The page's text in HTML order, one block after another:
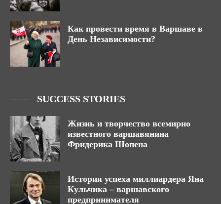
Как провести время в Варшаве в
День Независимости?
SUCCESS STORIES
Жизнь и творчество всемирно
известного варшавянина
Фридерика Шопена
История успеха миллиардера Яна
Кульчика – варшавского
предпринимателя